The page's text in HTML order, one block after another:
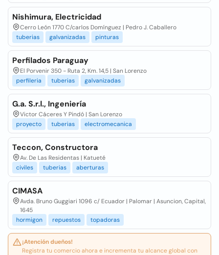
Nishimura, Electricidad
Cerro León 1770 C/carlos Domínguez | Pedro J. Caballero
tuberias
galvanizadas pinturas
Perfilados Paraguay
El Porvenir 350 - Ruta 2, Km. 14,5 | San Lorenzo
perfileria
tuberias galvanizadas
G.a. S.r.l., Ingeniería
Victor Cáceres Y Pindó | San Lorenzo
proyecto
tuberias electromecanica
Teccon, Constructora
Av. De Las Residentas | Katueté
civiles
tuberias aberturas
CIMASA
Avda. Bruno Guggiari 1096 c/ Ecuador | Palomar | Asuncion, Capital,
1645
hormigon
repuestos topadoras
¡Atención dueños!
Registra tu comercio ahora e incrementa tu alcance global con